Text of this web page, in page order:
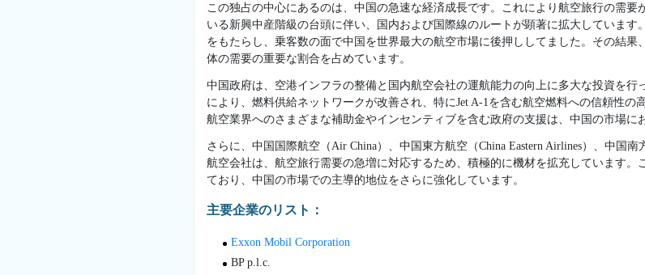
この独占の中心にあるのは、中国の急速な経済成長です。これにより航空旅行の需
いる新興中産階級の台頭に伴い、国内および国際線のルートが顕著に拡大していま
をもたらし、乗客数の面で中国を世界最大の航空市場に後押ししてました。その結
体の需要の重要な割合を占めています。
中国政府は、空港インフラの整備と国内航空会社の運航能力の向上に多大な投資を行
により、燃料供給ネットワークが改善され、特にJet A-1を含む航空燃料への信頼性の
航空業界へのさまざまな補助金やインセンティブを含む政府の支援は、中国の市場に
さらに、中国国際航空（Air China）、中国東方航空（China Eastern Airlines）、中国南
航空会社は、航空旅行需要の急増に対応するため、積極的に機材を拡充しています。
ており、中国の市場での主導的地位をさらに強化しています。
主要企業のリスト：
Exxon Mobil Corporation
BP p.l.c.